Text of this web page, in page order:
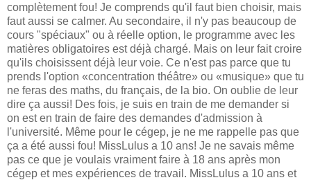
complètement fou! Je comprends qu'il faut bien choisir, mais
faut aussi se calmer. Au secondaire, il n'y pas beaucoup de
cours "spéciaux" ou à réelle option, le programme avec les
matières obligatoires est déjà chargé. Mais on leur fait croire
qu'ils choisissent déjà leur voie. Ce n'est pas parce que tu
prends l'option «concentration théâtre» ou «musique» que tu
ne feras des maths, du français, de la bio. On oublie de leur
dire ça aussi! Des fois, je suis en train de me demander si
on est en train de faire des demandes d'admission à
l'université. Même pour le cégep, je ne me rappelle pas que
ça a été aussi fou! MissLulus a 10 ans! Je ne savais même
pas ce que je voulais vraiment faire à 18 ans après mon
cégep et mes expériences de travail. MissLulus a 10 ans et